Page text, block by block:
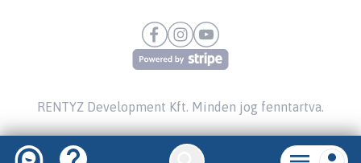
RENTYZ Development Kft. Minden jog fenntartva.